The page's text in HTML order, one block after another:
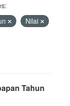
Nilai
Tahun